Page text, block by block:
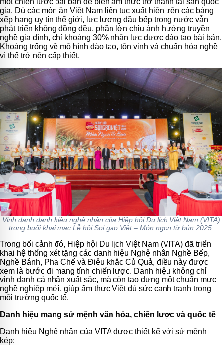
gia. Dù các món ăn Việt Nam liên tục xuất hiện trên các bảng
xếp hạng uy tín thế giới, lực lượng đầu bếp trong nước vẫn
phát triển không đồng đều, phần lớn chịu ảnh hưởng truyền
nghề gia đình, chỉ khoảng 30% nhân lực được đào tạo bài bản.
Khoảng trống về mô hình đào tạo, tôn vinh và chuẩn hóa nghề
vì thế trở nên cấp thiết.
Vinh danh danh hiệu nghệ nhân của Hiệp hội Du lịch Việt Nam (VITA)
trong buổi khai mạc Lễ hội Sợi gạo Việt – Món ngon từ bún 2025.
Trong bối cảnh đó, Hiệp hội Du lịch Việt Nam (VITA) đã triển
khai hệ thống xét tặng các danh hiệu Nghệ nhân Nghề Bếp,
Nghề Bánh, Pha Chế và Điêu khắc Củ Quả, điều này được
xem là bước đi mang tính chiến lược. Danh hiệu không chỉ
vinh danh cá nhân xuất sắc, mà còn tạo dựng một chuẩn mực
nghề nghiệp mới, giúp ẩm thực Việt đủ sức cạnh tranh trong
môi trường quốc tế.
Danh hiệu mang sứ mệnh văn hóa, chiến lược và quốc tế
Danh hiệu Nghệ nhân của VITA được thiết kế với sứ mệnh
kép: